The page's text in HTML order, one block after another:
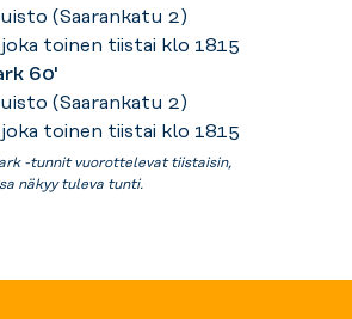
(Saarankatu 2)
joka toinen tiistai klo 18.15
60'
(Saarankatu 2)
joka toinen tiistai klo 18.15
-tunnit vuorottelevat tiistaisin,
näkyy tuleva tunti.